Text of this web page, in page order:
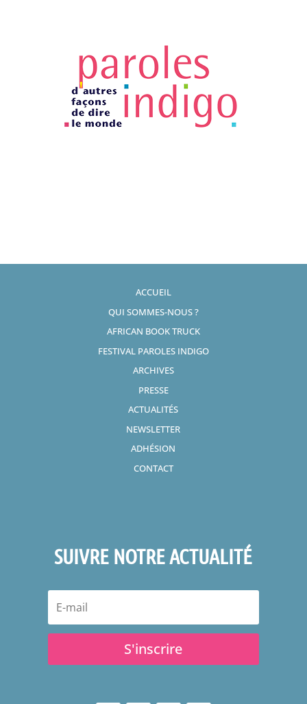
ACCUEIL
QUI SOMMES-NOUS ?
AFRICAN BOOK TRUCK
FESTIVAL PAROLES INDIGO
ARCHIVES
PRESSE
ACTUALITÉS
NEWSLETTER
ADHÉSION
CONTACT
SUIVRE NOTRE ACTUALITÉ
S'inscrire